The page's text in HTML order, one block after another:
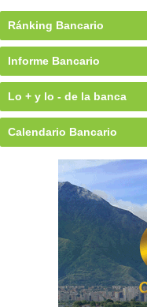
Ránking Bancario
Informe Bancario
Lo + y lo - de la banca
Calendario Bancario